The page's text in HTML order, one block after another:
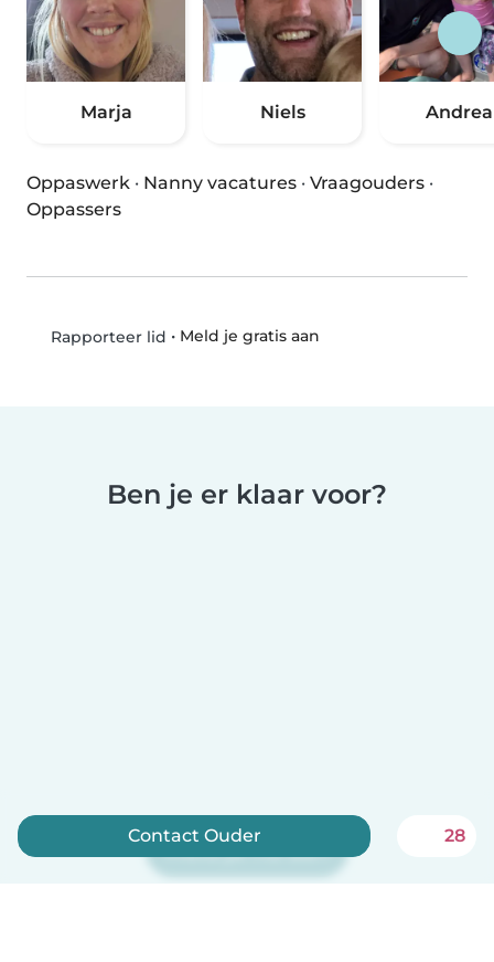
Marja Niels Andrea
Oppaswerk · Nanny vacatures · Vraagouders ·
Oppassers
Rapporteer lid • Meld je gratis aan
Ben je er klaar voor?
Meld je nu aan
Contact Ouder 28